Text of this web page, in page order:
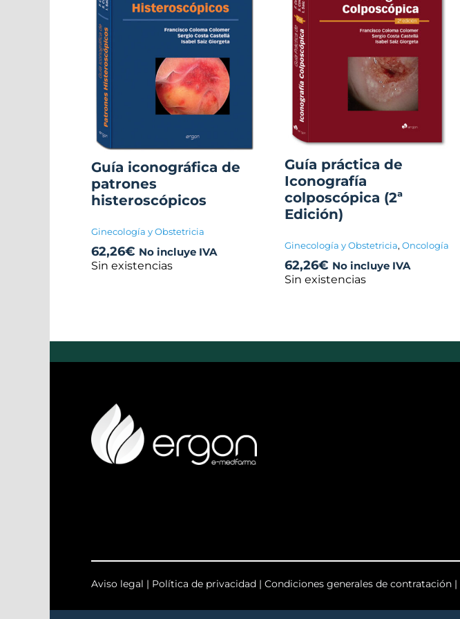
Guía iconográfica de
patrones
histeroscópicos
Ginecología y Obstetricia
62,26€ No incluye IVA
Sin existencias
Guía práctica de
Iconografía
colposcópica (2ª
Edición)
Ginecología y Obstetricia, Oncología
62,26€ No incluye IVA
Sin existencias
Aviso legal | Política de privacidad | Condiciones generales de contratación|